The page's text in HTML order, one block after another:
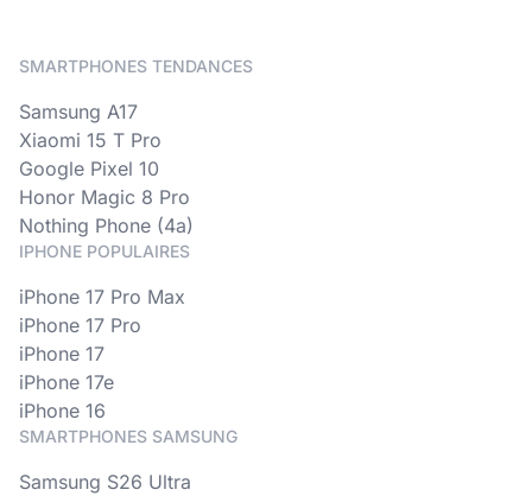
SMARTPHONES TENDANCES
Samsung A17
Xiaomi 15 T Pro
Google Pixel 10
Honor Magic 8 Pro
Nothing Phone (4a)
IPHONE POPULAIRES
iPhone 17 Pro Max
iPhone 17 Pro
iPhone 17
iPhone 17e
iPhone 16
SMARTPHONES SAMSUNG
Samsung S26 Ultra